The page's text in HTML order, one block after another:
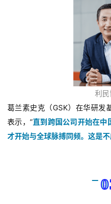
利
葛兰素史克（GSK）在华研发
表示，“直到跨国公司开始在中
才开始与全球脉搏同频。这是